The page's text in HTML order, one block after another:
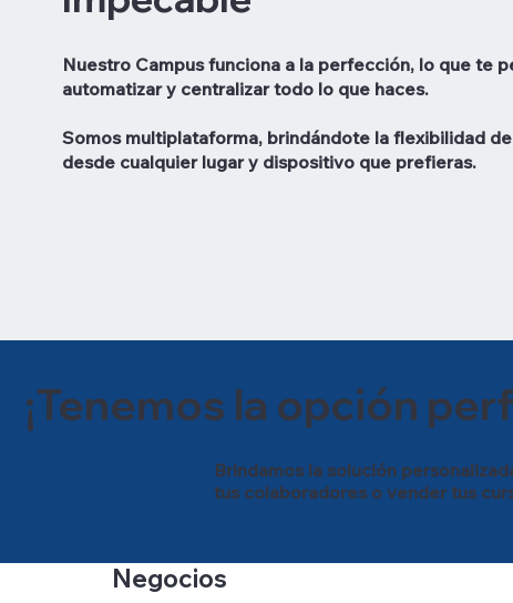
Nuestro Campusfunciona a la perfección, lo que te
automatizary centralizar todo lo que haces.
Somos multiplataforma, brindándote la flexibilidad
desde cualquier lugar y dispositivo que prefieras.
Brindamos la solución
tus colaboradores o vender tus
¡Tenemos la opción
Negocios